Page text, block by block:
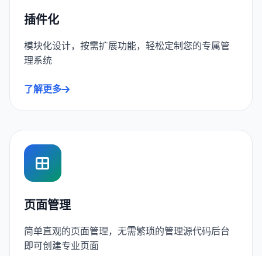
插件化
模块化设计，按需扩展功能，轻松定制您的专属管
理系统
了解更多
页面管理
简单直观的页面管理，无需繁琐的管理源代码后台
即可创建专业页面